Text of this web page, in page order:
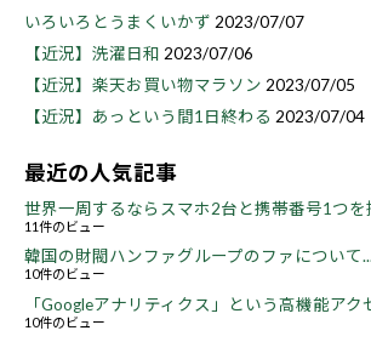
いろいろとうまくいかず 2023/07/07
【近況】洗濯日和 2023/07/06
【近況】楽天お買い物マラソン 2023/07/05
【近況】あっという間1日終わる 2023/07/04
最近の人気記事
世界一周するならスマホ2台と携帯番号1つを
11件のビュー
韓国の財閥ハンファグループのファについて
10件のビュー
「Googleアナリティクス」という高機能アク
10件のビュー